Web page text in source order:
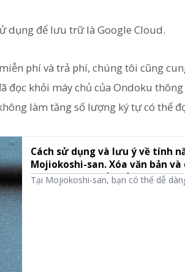
dụng để lưu trữ là Google Cloud.
phí và trả phí, chúng tôi cũng
đọc khỏi máy chủ của Ondoku
làm tăng số lượng ký tự có thể
Cách sử dụng và lưu ý về tính
Mojiokoshi-san. Xóa văn bản
Dịch vụ AI chuyển đổi âm
Tại Mojiokoshi-san, bạn có thể dễ